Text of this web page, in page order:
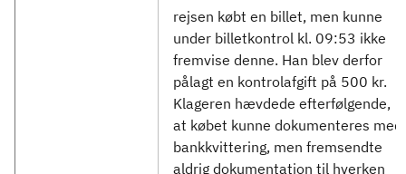
rejsen købt en billet, men kunne
under billetkontrol kl. 09:53 ikke
fremvise denne. Han blev derfor
pålagt en kontrolafgift på 500 kr.
Klageren hævdede efterfølgende,
at købet kunne dokumenteres med
bankkvittering, men fremsendte
aldrig dokumentation til hverken